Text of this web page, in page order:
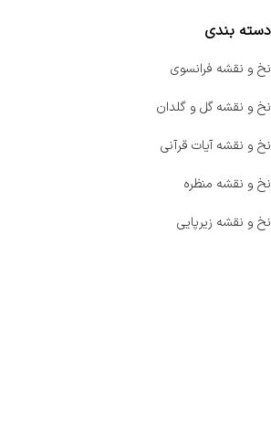
دسته بندی
نخ و نقشه فرانسوی
نخ و نقشه گل و گلدان
نخ و نقشه آیات قرآنی
نخ و نقشه منظره
نخ و نقشه زیرپایی